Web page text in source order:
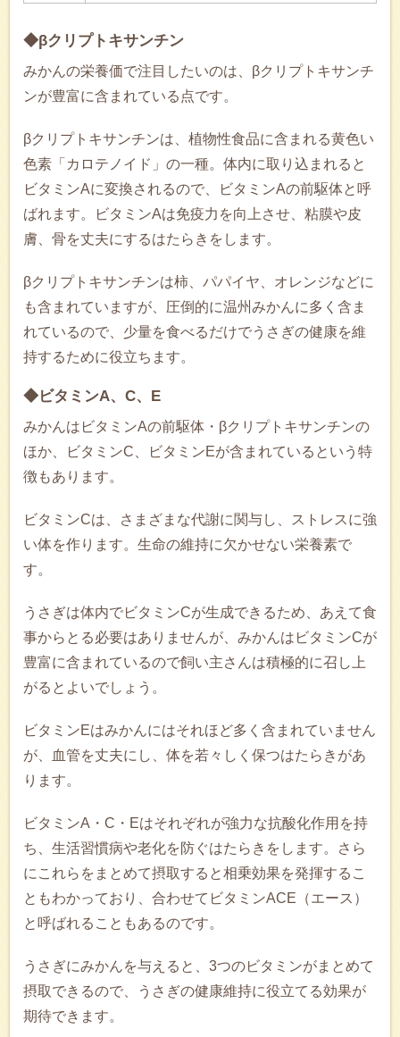
◆βクリプトキサンチン
みかんの栄養価で注目したいのは、βクリプトキサンチ
ンが豊富に含まれている点です。
βクリプトキサンチンは、植物性食品に含まれる黄色い
色素「カロテノイド」の一種。体内に取り込まれると
ビタミンAに変換されるので、ビタミンAの前駆体と呼
ばれます。ビタミンAは免疫力を向上させ、粘膜や皮
膚、骨を丈夫にするはたらきをします。
βクリプトキサンチンは柿、パパイヤ、オレンジなどに
も含まれていますが、圧倒的に温州みかんに多く含ま
れているので、少量を食べるだけでうさぎの健康を維
持するために役立ちます。
◆ビタミンA、C、E
みかんはビタミンAの前駆体・βクリプトキサンチンの
ほか、ビタミンC、ビタミンEが含まれているという特
徴もあります。
ビタミンCは、さまざまな代謝に関与し、ストレスに強
い体を作ります。生命の維持に欠かせない栄養素で
す。
うさぎは体内でビタミンCが生成できるため、あえて食
事からとる必要はありませんが、みかんはビタミンCが
豊富に含まれているので飼い主さんは積極的に召し上
がるとよいでしょう。
ビタミンEはみかんにはそれほど多く含まれていません
が、血管を丈夫にし、体を若々しく保つはたらきがあ
ります。
ビタミンA・C・Eはそれぞれが強力な抗酸化作用を持
ち、生活習慣病や老化を防ぐはたらきをします。さら
にこれらをまとめて摂取すると相乗効果を発揮するこ
ともわかっており、合わせてビタミンACE（エース）
と呼ばれることもあるのです。
うさぎにみかんを与えると、3つのビタミンがまとめて
摂取できるので、うさぎの健康維持に役立てる効果が
期待できます。